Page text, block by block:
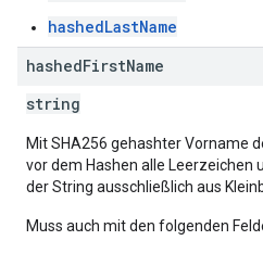
hashedLastName
hashedFirstName
string
Mit SHA256 gehashter Vorname
vor dem Hashen alle Leerzeichen
der String ausschließlich aus
Muss auch mit den folgenden